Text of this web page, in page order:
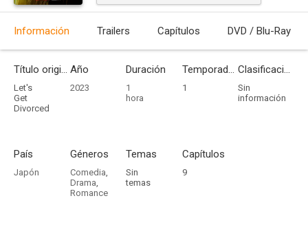
Información Trailers Capítulos DVD / Blu-Ray
Título original
Let's
Get
Divorced
Año
2023
Duración
1
hora
Temporadas
1
Clasificación por edades
Sin
información
País
Japón
Géneros
Comedia,
Drama,
Romance
Temas
Sin
temas
Capítulos
9